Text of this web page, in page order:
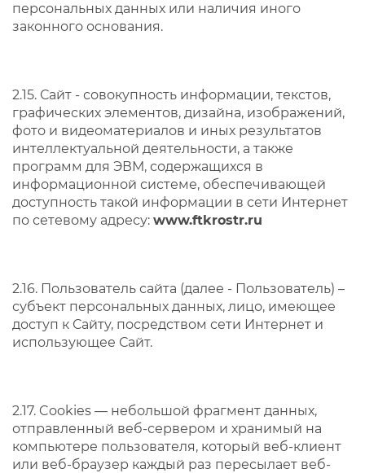
персональных данных или наличия иного
законного основания.
2.15. Сайт - совокупность информации, текстов,
графических элементов, дизайна, изображений,
фото и видеоматериалов и иных результатов
интеллектуальной деятельности, а также
программ для ЭВМ, содержащихся в
информационной системе, обеспечивающей
доступность такой информации в сети Интернет
по сетевому адресу: www.ftkrostr.ru
2.16. Пользователь сайта (далее ‑ Пользователь) –
субъект персональных данных, лицо, имеющее
доступ к Сайту, посредством сети Интернет и
использующее Сайт.
2.17. Cookies — небольшой фрагмент данных,
отправленный веб-сервером и хранимый на
компьютере пользователя, который веб-клиент
или веб-браузер каждый раз пересылает веб-